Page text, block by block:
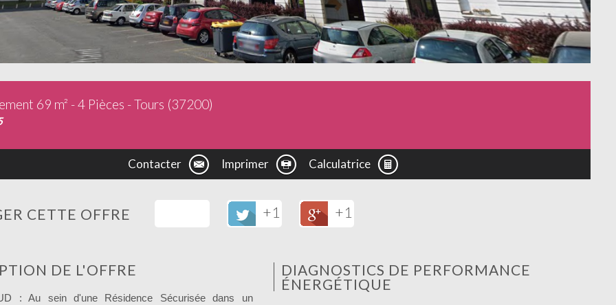
69 m² - 4 Pièces - Tours (37200)
Contacter Imprimer Calculatrice
CETTE OFFRE +1 +1
DE L'OFFRE
: Au sein d'une Résidence Sécurisée dans un
DIAGNOSTICS DE PERFORMANCE
ÉNERGÉTIQUE